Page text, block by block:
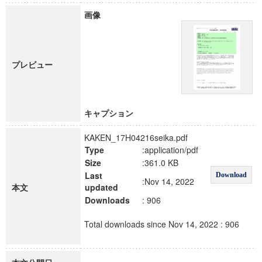
プレビュー
画像
キャプション
本文
KAKEN_17H04216seika.pdf
Type
:application/pdf
Download
Size
:361.0 KB
Last
updated
:Nov 14, 2022
Downloads
: 906
Total downloads since Nov 14, 2022 : 906